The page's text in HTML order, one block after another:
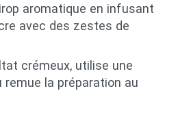
aromatique en infusant
avec des zestes de
crémeux, utilise une
remue la préparation au